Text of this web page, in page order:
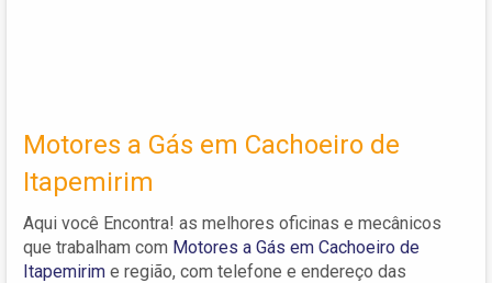
Motores a Gás em Cachoeiro de
Itapemirim
Aqui você Encontra! as melhores oficinas e mecânicos
que trabalham com Motores a Gás em Cachoeiro de
Itapemirim e região, com telefone e endereço das